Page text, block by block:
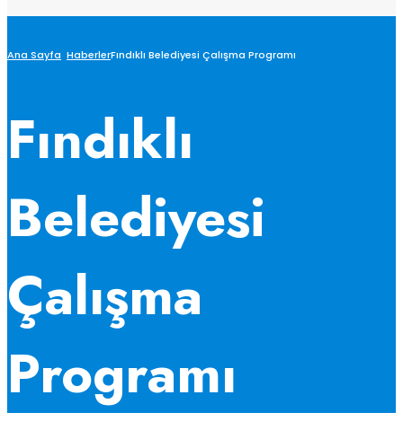
Ana Sayfa HaberlerFındıklı Belediyesi Çalışma Programı
Fındıklı
Belediyesi
Çalışma
Programı